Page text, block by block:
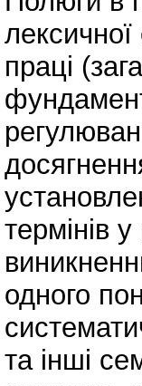
лексичної
праці
термінів
одного
та інші